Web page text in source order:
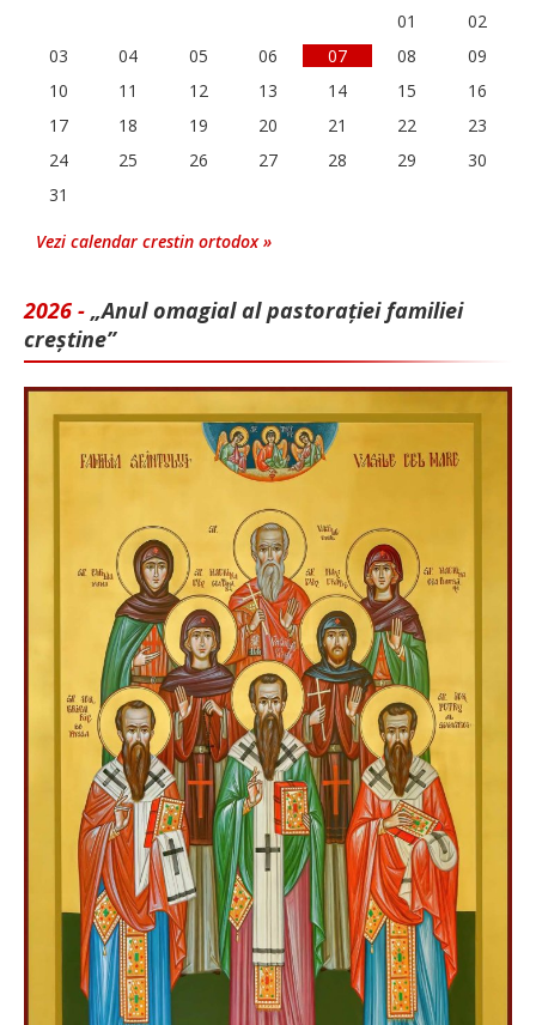
01
02
03
04 05 06 07 08
09
10
11 12 13 14 15
16
17
18 19 20 21 22
23
24
25 26 27 28 29
30
31
Vezi calendar crestin ortodox »
2026 - „Anul omagial al pastorației familiei
creștine”